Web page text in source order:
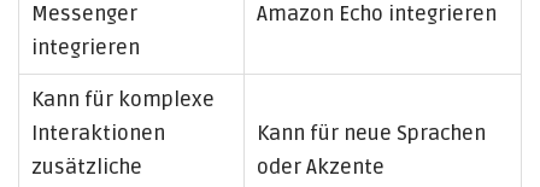
Messenger
integrieren
Amazon Echo integrieren
Kann für komplexe
Interaktionen
zusätzliche
Kann für neue Sprachen
oder Akzente